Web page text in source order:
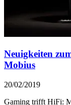
Neuigkeiten
Mobius
20/02/2019
Gaming trifft HiFi: